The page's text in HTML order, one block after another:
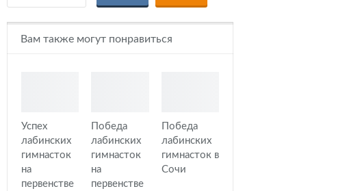
Вам также могут понравиться
Успех
лабинских
гимнасток
на
первенстве
Победа
лабинских
гимнасток
на
первенстве
Победа
лабинских
гимнасток в
Сочи